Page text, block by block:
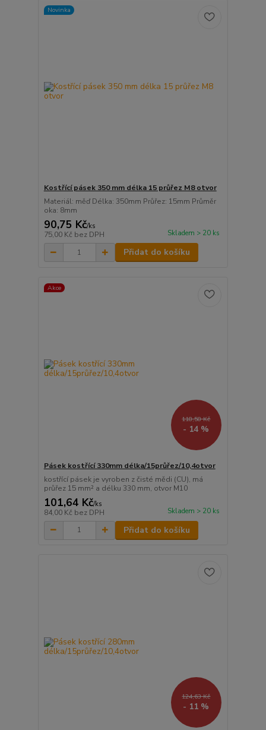
Novinka
Kostřící pásek 350 mm délka 15 průřez M8 otvor
Materiál: měď Délka: 350mm Průřez: 15mm Průměr
oka: 8mm
90,75 Kč/ks
75,00 Kč bez DPH Skladem > 20 ks
Přidat do košíku
Akce
118,58 Kč
- 14 %
Pásek kostřící 330mm délka/15průřez/10,4otvor
kostřící pásek je vyroben z čisté mědi (CU), má
průřez 15 mm² a délku 330 mm, otvor M10
101,64 Kč/ks
84,00 Kč bez DPH Skladem > 20 ks
Přidat do košíku
124,63 Kč
- 11 %